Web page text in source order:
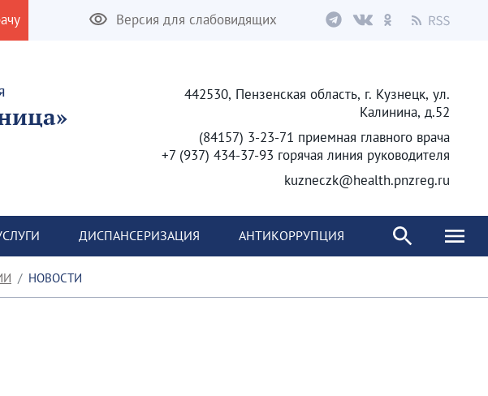
Версия для слабовидящих
442530, Пензенская область, г. Кузнецк, ул.
Калинина, д.52
(84157) 3-23-71 приемная главного врача
+7 (937) 434-37-93 горячая линия руководителя
kuzneczk@health.pnzreg.ru
ДИСПАНСЕРИЗАЦИЯ АНТИКОРРУПЦИЯ
НОВОСТИ